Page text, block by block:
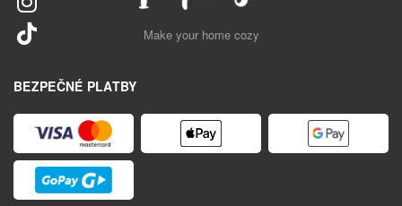
Make your home cozy
BEZPEČNÉ PLATBY